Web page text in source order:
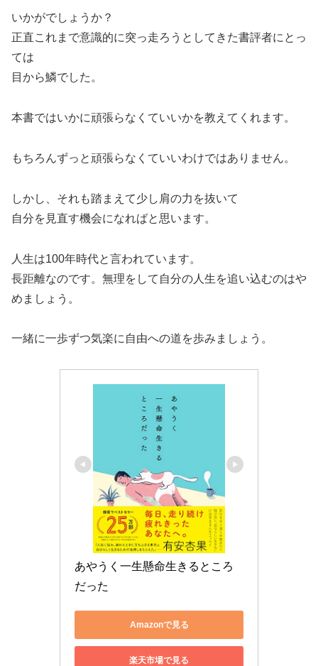
いかがでしょうか？
正直これまで意識的に突っ走ろうとしてきた書評者にとっ
ては
目から鱗でした。
本書ではいかに頑張らなくていいかを教えてくれます。
もちろんずっと頑張らなくていいわけではありません。
しかし、それも踏まえて少し肩の力を抜いて
自分を見直す機会になればと思います。
人生は100年時代と言われています。
長距離なのです。無理をして自分の人生を追い込むのはや
めましょう。
一緒に一歩ずつ気楽に自由への道を歩みましょう。
あやうく一生懸命生きるところ
だった
Amazonで見る
楽天市場で見る